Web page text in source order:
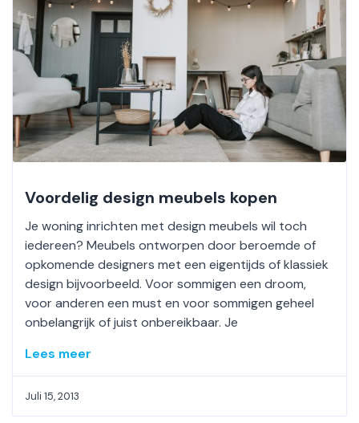
Voordelig design meubels kopen
Je woning inrichten met design meubels wil toch
iedereen? Meubels ontworpen door beroemde of
opkomende designers met een eigentijds of klassiek
design bijvoorbeeld. Voor sommigen een droom,
voor anderen een must en voor sommigen geheel
onbelangrijk of juist onbereikbaar. Je
Lees meer
Juli 15, 2013